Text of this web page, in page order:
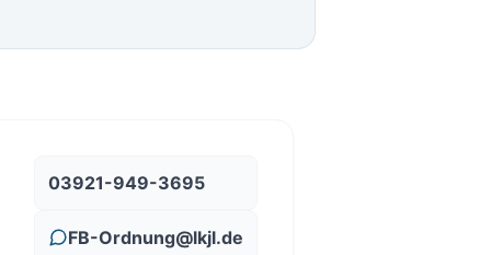
03921-949-3695
FB-Ordnung@lkjl.de